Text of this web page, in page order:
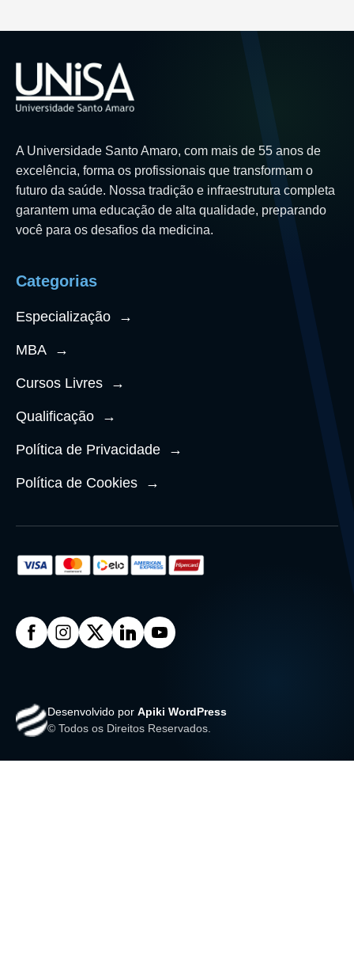
A Universidade Santo Amaro, com mais de 55 anos de
excelência, forma os profissionais que transformam o
futuro da saúde. Nossa tradição e infraestrutura completa
garantem uma educação de alta qualidade, preparando
você para os desafios da medicina.
Categorias
Especialização →
MBA →
Cursos Livres →
Qualificação →
Política de Privacidade →
Política de Cookies →
Desenvolvido por Apiki WordPress
© Todos os Direitos Reservados.